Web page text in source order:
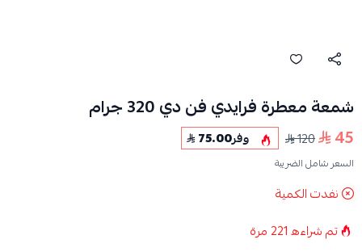
شمعة معطرة فرايدي فن دي 320 جرام
45
120 وفر75.00
السعر شامل الضريبة
نفدت الكمية
تم شراءه221 مرة